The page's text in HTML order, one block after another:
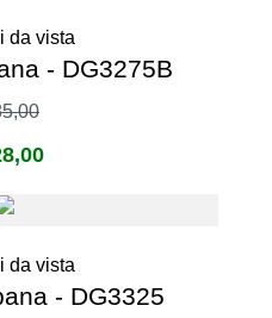
da vista
- DG3275B
da vista
- DG3325